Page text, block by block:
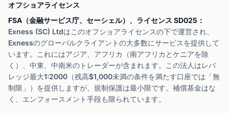
オフショアライセンス
FSA（金融サービス庁、セーシェル）、ライセンス SD025：
Exness (SC) Ltdはこのオフショアライセンスの下で運営され、
Exnessのグローバルクライアントの大多数にサービスを提供して
います。これにはアジア、アフリカ（南アフリカとケニアを除
く）、中東、中南米のトレーダーが含まれます。この法人はレバ
レッジ最大1:2000（残高$1,000未満の条件を満たす口座では「無
制限」）を提供しますが、規制保護は最小限です。補償基金はな
く、エンフォースメント手段も限られています。